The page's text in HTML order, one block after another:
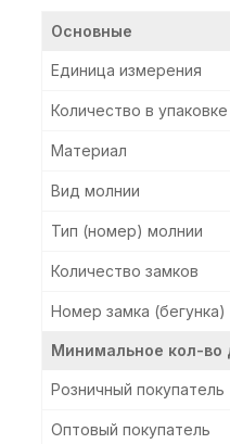
Основные
Единица измерения
Количество в упаковке
Материал
Вид молнии
Тип (номер) молнии
Количество замков
Номер замка (бегунка)
Минимальное кол-во
Розничный покупатель
Оптовый покупатель